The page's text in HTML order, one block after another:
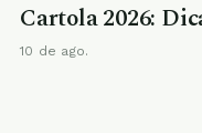
Cartola 2026:
10 de ago.